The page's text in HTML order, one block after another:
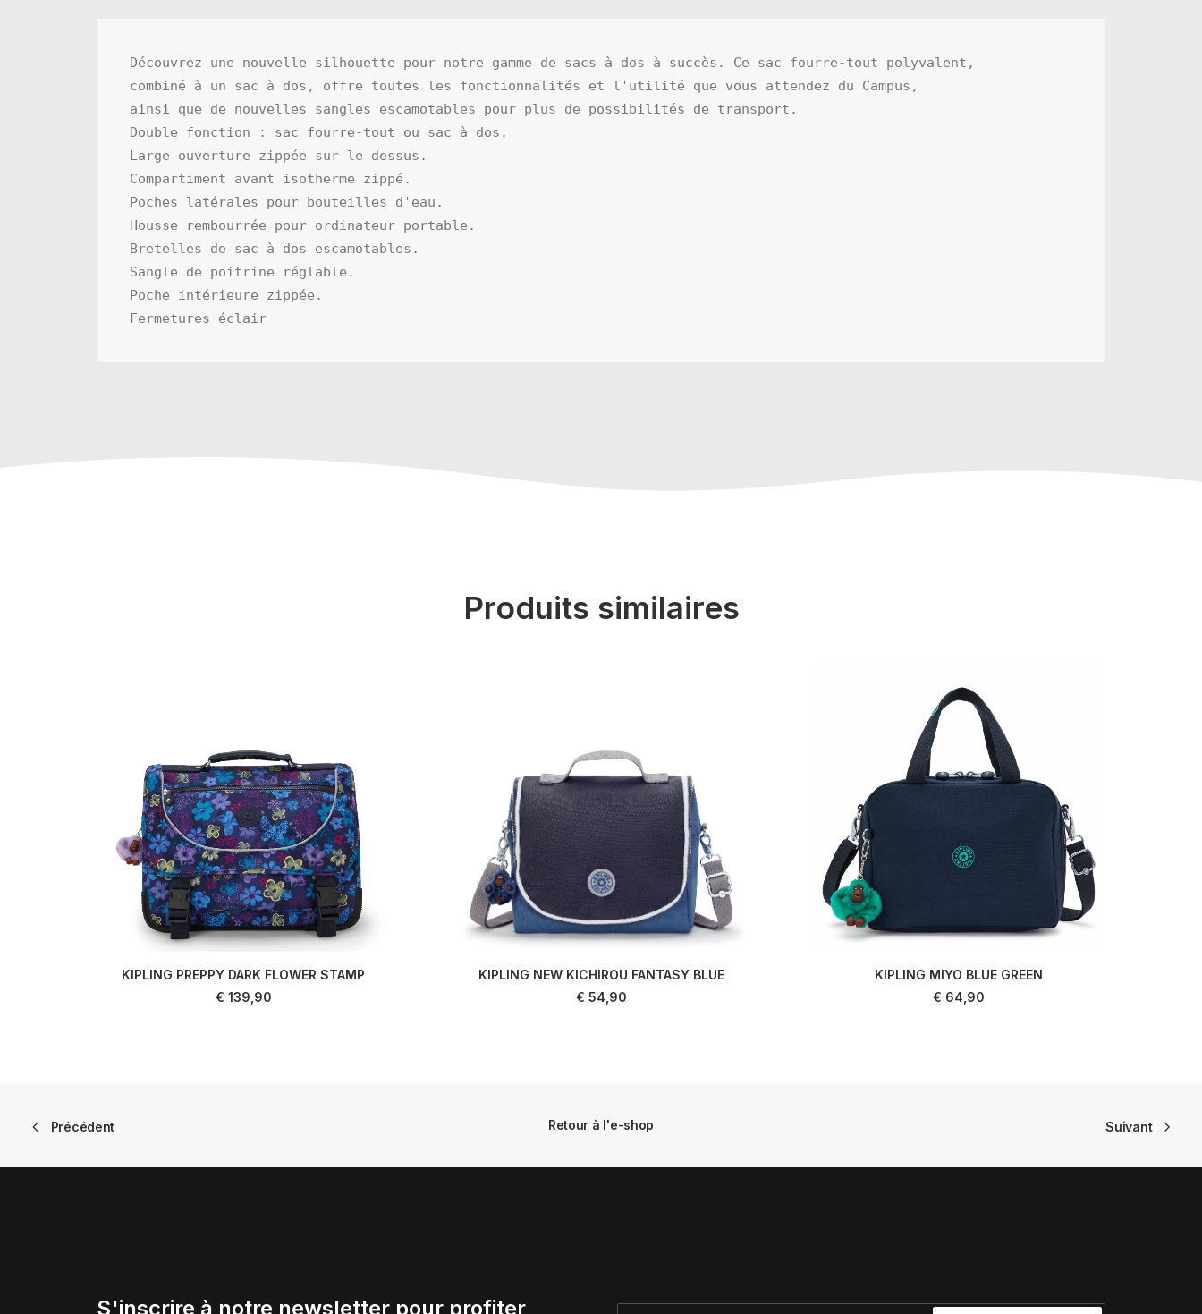
Découvrez une nouvelle silhouette pour notre gamme de sacs à dos à succès. Ce sac fourre-tout polyvalent,
combiné à un sac à dos, offre toutes les fonctionnalités et l'utilité que vous attendez du Campus,
ainsi que de nouvelles sangles escamotables pour plus de possibilités de transport.
Double fonction : sac fourre-tout ou sac à dos.
Large ouverture zippée sur le dessus.
Compartiment avant isotherme zippé.
Poches latérales pour bouteilles d'eau.
Housse rembourrée pour ordinateur portable.
Bretelles de sac à dos escamotables.
Sangle de poitrine réglable.
Poche intérieure zippée.
Fermetures éclair
Produits similaires
KIPLING PREPPY DARK FLOWER STAMP
€ 139,90
KIPLING NEW KICHIROU FANTASY BLUE
€ 54,90
KIPLING MIYO BLUE GREEN
€ 64,90
Précédent Retour à l'e-shop Suivant
S'inscrire à notre newsletter pour profiter